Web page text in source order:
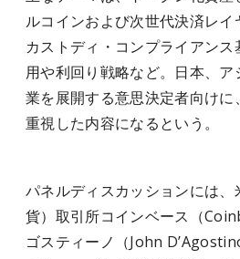
ルコインおよび次世代決済レ
カストディ・コンプライアン
用や利回り戦略など。日本、
業を展開する意思決定者向け
重視した内容になるという。
パネルディスカッションには、
貨）取引所コインベース（
ゴスティーノ（John